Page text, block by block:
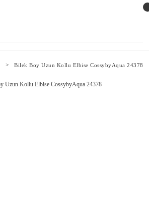
Bilek Boy Uzun Kollu Elbise CossybyAqua 24378